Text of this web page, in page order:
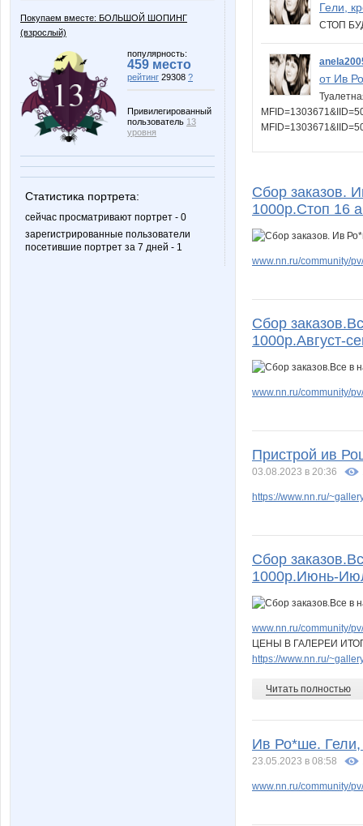
Покупаем вместе: БОЛЬШОЙ ШОПИНГ
(взрослый)
популярность:
459 место
рейтинг 29308 ?
Привилегированный
пользователь 13
уровня
Статистика портрета:
сейчас просматривают портрет - 0
зарегистрированные пользователи
посетившие портрет за 7 дней - 1
Гели,
СТОП
от Ив
Сбор заказов.
1000р.Стоп 16
www.nn.ru/community/
Сбор
1000р.Август-
www.nn.ru/community/
Пристрой ив
03.08.2023 в 20:36
https://www.nn.ru/
Сбор
1000р.Июнь-
www.nn.ru/community/
ЦЕНЫ В ГАЛЕРЕИ
https://www.nn.ru/
Читать полностью
Ив Ро*ше. Гели,
23.05.2023 в 08:58
www.nn.ru/community/